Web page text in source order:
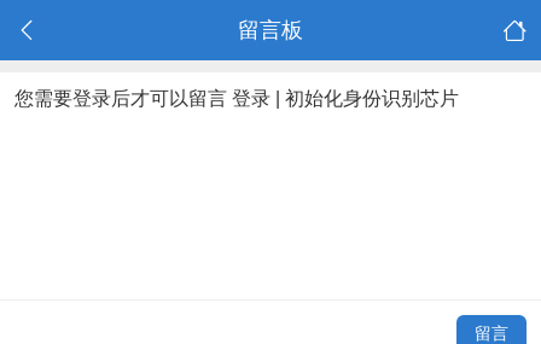
留言板
您需要登录后才可以留言 登录 初始化身份识别芯片
留言